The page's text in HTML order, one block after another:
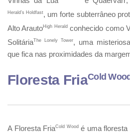
Herald’s Holdfast, um forte subterrâneo
Alto ArautoHigh Heraldconhecido como
SolitáriaThe Lonely Tower, uma
que fica nas proximidades da
Floresta FriaCold
A Floresta FriaCold Woodé uma floresta